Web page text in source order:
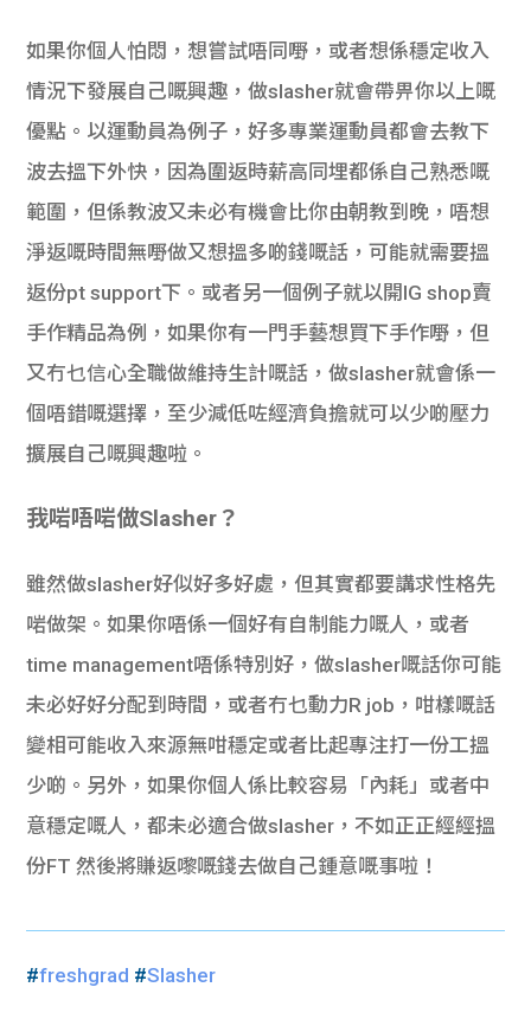
如果你個人怕悶，想嘗試唔同嘢，或者想係穩定收入
情況下發展自己嘅興趣，做slasher就會帶畀你以上嘅
優點。以運動員為例子，好多專業運動員都會去教下
波去搵下外快，因為圍返時薪高同埋都係自己熟悉嘅
範圍，但係教波又未必有機會比你由朝教到晚，唔想
淨返嘅時間無嘢做又想搵多啲錢嘅話，可能就需要搵
返份pt support下。或者另一個例子就以開IG shop賣
手作精品為例，如果你有一門手藝想買下手作嘢，但
又冇乜信心全職做維持生計嘅話，做slasher就會係一
個唔錯嘅選擇，至少減低咗經濟負擔就可以少啲壓力
擴展自己嘅興趣啦。
我啱唔啱做Slasher ？
雖然做slasher好似好多好處，但其實都要講求性格先
啱做架。如果你唔係一個好有自制能力嘅人，或者
time management唔係特別好，做slasher嘅話你可能
未必好好分配到時間，或者冇乜動力R job，咁樣嘅話
變相可能收入來源無咁穩定或者比起專注打一份工搵
少啲。另外，如果你個人係比較容易「內耗」或者中
意穩定嘅人，都未必適合做slasher，不如正正經經搵
份FT 然後將賺返嚟嘅錢去做自己鍾意嘅事啦！
#freshgrad #Slasher